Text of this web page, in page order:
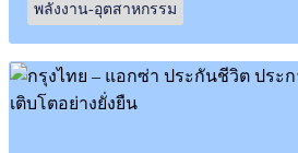
พลังงาน-อุตสาหกรรม